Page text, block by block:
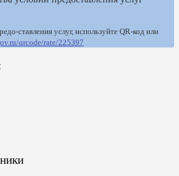
ставления услуг, используйте QR-код или
qrcode/rate/225397